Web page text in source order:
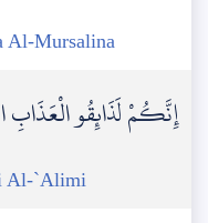
Al-Mursalina
إِنَّكُمْ لَذَائِقُو الْعَذَابِ
Al-`Alimi